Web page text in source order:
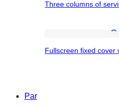
Three columns of
Fullscreen fixed cover
Par